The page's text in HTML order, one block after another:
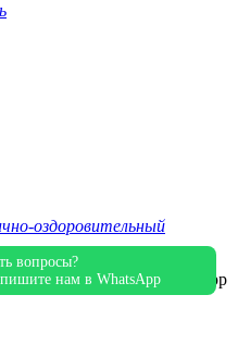
оздоровительный
вопросы?
нам в WhatsApp